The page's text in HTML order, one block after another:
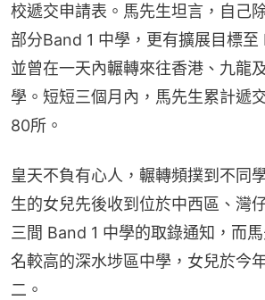
校遞交申請表。馬先生坦言，自己
部分Band 1 中學，更有擴展目標至
並曾在一天內輾轉來往香港、九龍
學。短短三個月內，馬先生累計遞
80所。
皇天不負有心人，輾轉頻撲到不同
生的女兒先後收到位於中西區、灣
三間 Band 1 中學的取錄通知，而
名較高的深水埗區中學，女兒於今
二。